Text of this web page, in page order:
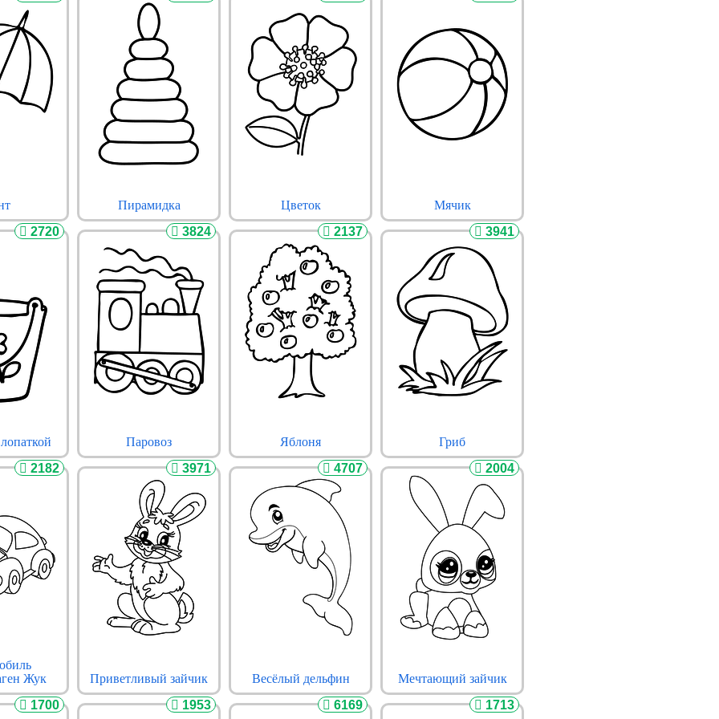
Пирамидка Цветок Мячик
2720 3824
Паровоз
2137
Яблоня
3941
Гриб
2182
Жук
3971
Приветливый зайчик
4707
Весёлый дельфин
2004
Мечтающий зайчик
1700 1953 6169 1713